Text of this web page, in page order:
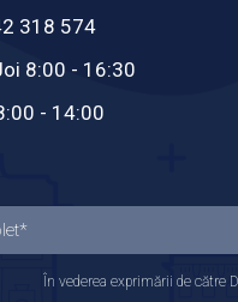
318 574
8:00 - 16:30
- 14:00
În vederea exprimării de